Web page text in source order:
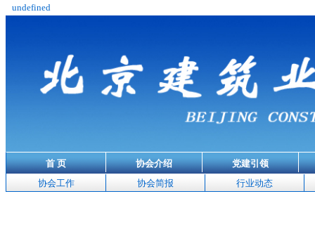
undefined
首 页 协会介绍
党建引领
协会工作
协会简报 行业动态